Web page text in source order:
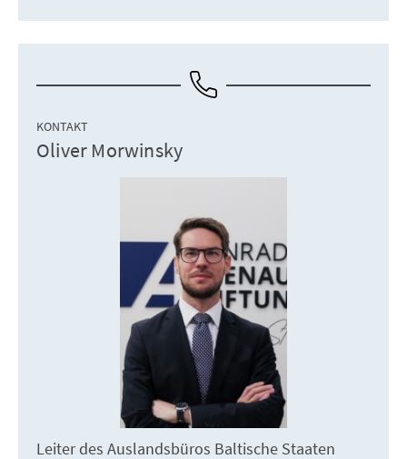
KONTAKT
Oliver Morwinsky
Leiter des Auslandsbüros Baltische Staaten